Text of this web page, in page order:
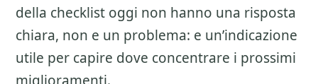
della checklist oggi non hanno una risposta
chiara, non e un problema: e un’indicazione
utile per capire dove concentrare i prossimi